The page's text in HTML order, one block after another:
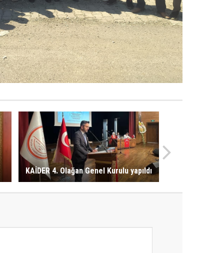
KAİDER 4. Olağan Genel Kurulu yapıldı